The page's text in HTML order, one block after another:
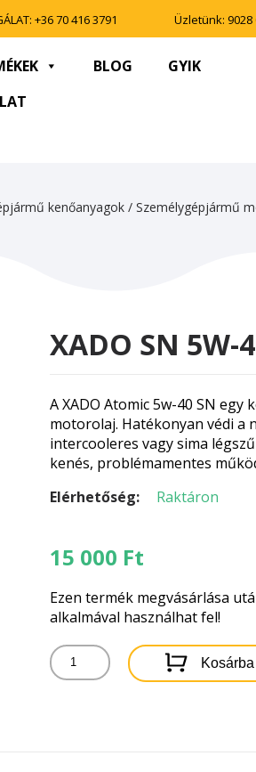
+36 70 416 3791 Üzletünk: 9028
BLOG
GYIK
kenőanyagok / Személygépjármű
XADO SN 5W-
A XADO Atomic 5w-40 SN
motorolaj. Hatékonyan védi a
intercooleres vagy sima
kenés, problémamentes
Elérhetőség:
Raktáron
15 000 Ft
Ezen termék megvásárlása
alkalmával használhat fel!
XADO
SN
Kosárba